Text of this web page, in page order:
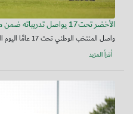
الأخضر تحت17 يواصل تدريباته ضمن معسكر الطائف
واصل المنتخب الوطني تحت 17 عامًا اليوم الثلاثاء تدريباته ضمن معسكره في...
أقرأ المزيد